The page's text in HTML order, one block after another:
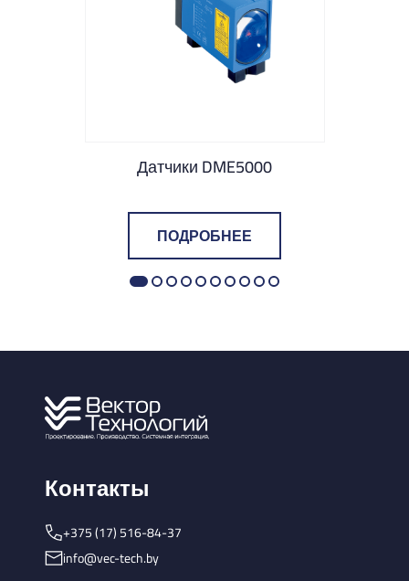
Датчики DME5000
ПОДРОБНЕЕ
Контакты
+375 (17) 516-84-37
info@vec-tech.by